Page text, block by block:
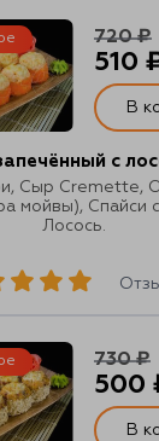
с
Сыр Cremette,
мойвы), Спайси
Лосось.
720 ₽
510
В
730 ₽
500
В